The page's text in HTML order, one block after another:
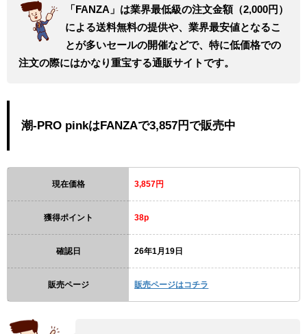
「FANZA」は業界最低級の注文金額（2,000円）
による送料無料の提供や、業界最安値となるこ
とが多いセールの開催などで、特に低価格での
注文の際にはかなり重宝する通販サイトです。
潮-PRO pinkはFANZAで3,857円で販売中
現在価格 3,857円
獲得ポイント 38p
確認日 26年1月19日
販売ページ 販売ページはコチラ